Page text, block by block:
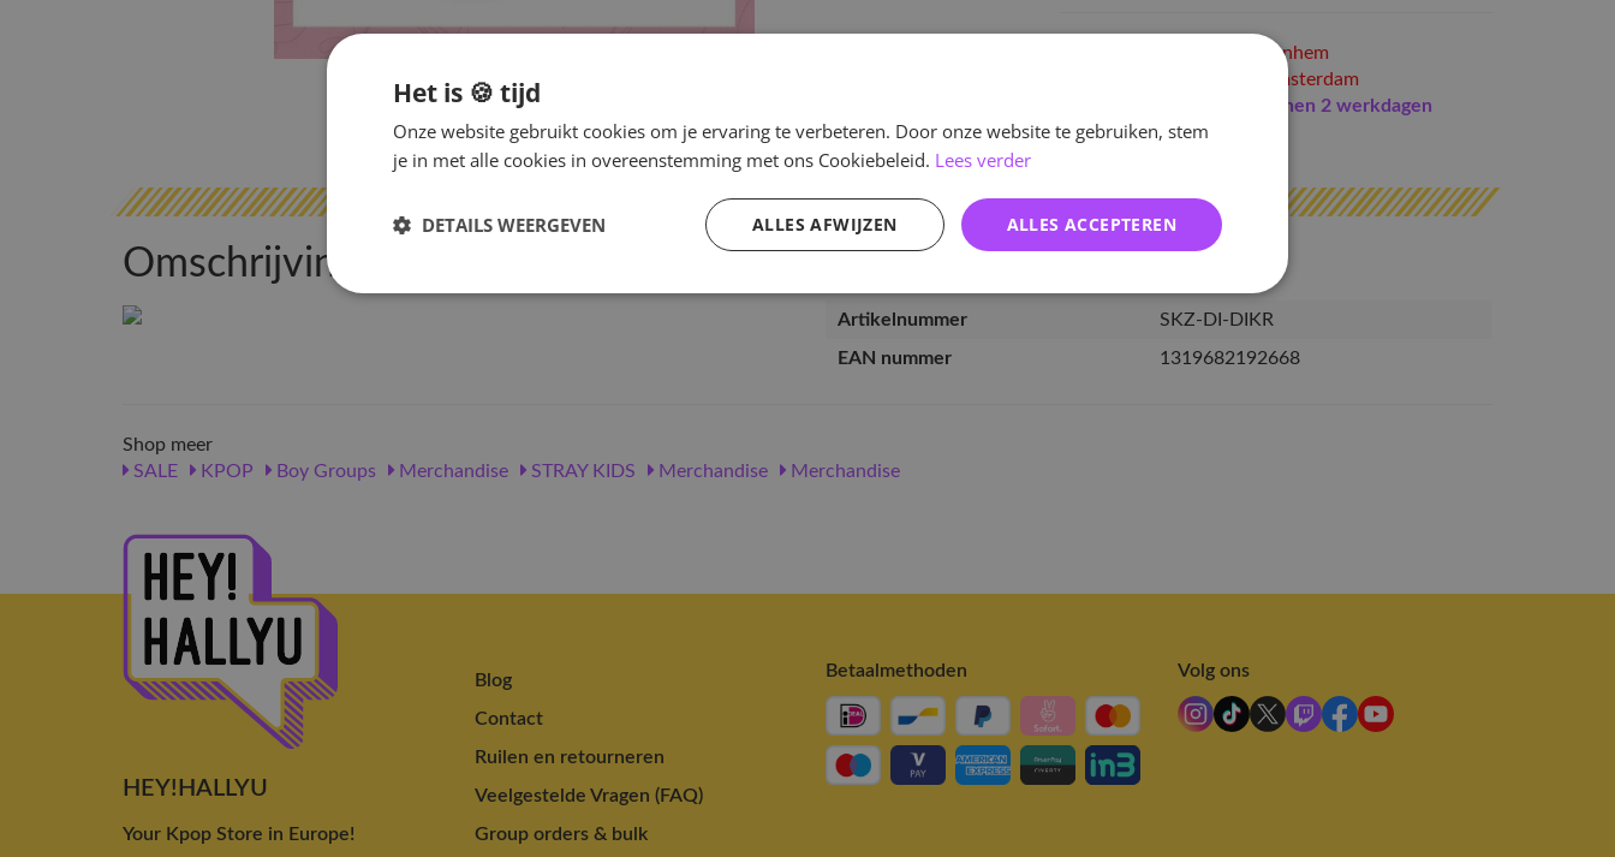
in Arnhem
in Amsterdam
binnen 2 werkdagen
verzonden
Omschrijving Specificaties
Artikelnummer
SKZ-DI-DIKR
EAN nummer
1319682192668
Shop meer
SALE
KPOP Boy Groups Merchandise STRAY KIDS Merchandise Merchandise
HEY!HALLYU
Your Kpop Store in Europe!
Blog
Contact
Ruilen en retourneren
Veelgestelde Vragen (FAQ)
Group orders & bulk
Betaalmethoden Volg ons
Het is 🍪 tijd
Onze website gebruikt cookies om je ervaring te verbeteren. Door onze website te gebruiken, stem
je in met alle cookies in overeenstemming met ons Cookiebeleid. Lees verder
ALLES ACCEPTEREN
ALLES AFWIJZEN
DETAILS WEERGEVEN